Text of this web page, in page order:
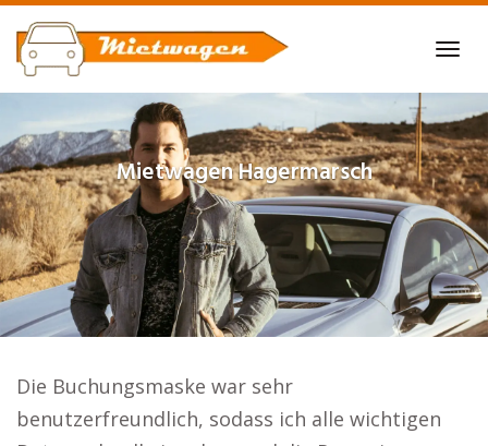
Skip
to
main
content
MietwagenHagermarsch
Die Buchungsmaske war sehr
benutzerfreundlich, sodass ich alle wichtigen